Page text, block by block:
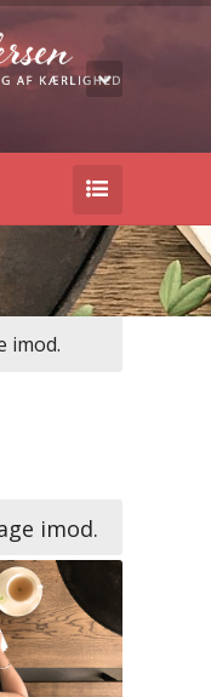
imod.
imod.